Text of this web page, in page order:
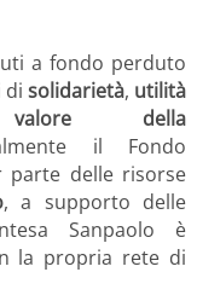
a fondo perduto
di solidarietà, utilità
valore della
il Fondo
parte delle risorse
, a supporto delle
Sanpaolo è
la propria rete di